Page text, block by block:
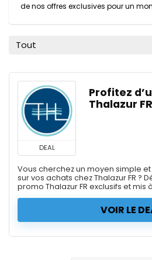
de nos offres exclusives pour un
Tout
DEAL
Profitez
Thalazur
Vous cherchez un moyen simple
sur vos achats chez Thalazur FR ?
promo Thalazur FR exclusifs et
VOIR LE